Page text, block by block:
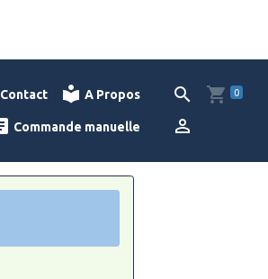
Contact A Propos
Commande manuelle
0